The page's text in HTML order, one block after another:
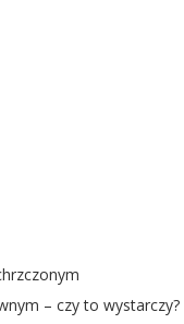
– czy to wystarczy?